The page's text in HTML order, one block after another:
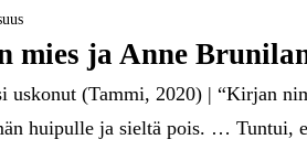
mies ja Anne
uskonut (Tammi, 2020) | “Kirjan
huipulle ja sieltä pois. … Tuntui,